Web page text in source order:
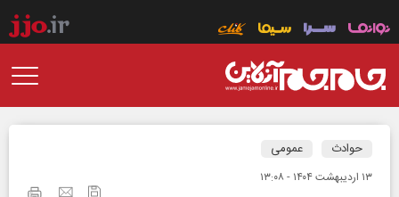
حوادث عمومی
۱۳ ارديبهشت ۱۴۰۴ - ۱۳:۰۸